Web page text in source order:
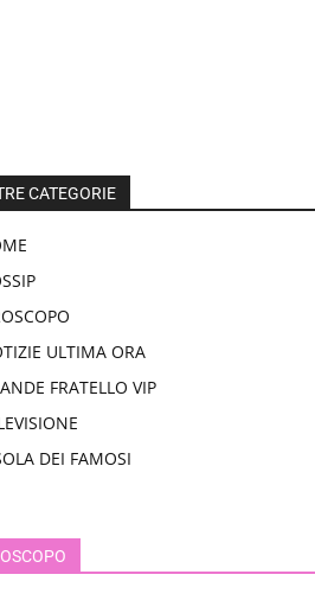
CATEGORIE
ULTIMA ORA
FRATELLO VIP
DEI FAMOSI